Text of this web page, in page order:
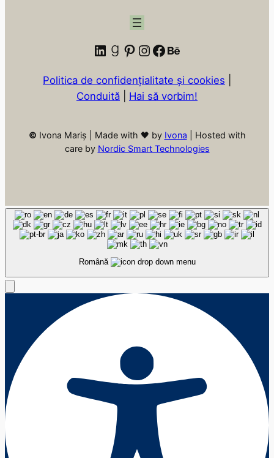
LinkedIn
Goodreads
Pinterest
Instagram
Facebook
Behance
Politica de confidențialitate și cookies
Conduită
Hai să vorbim!
© Ivona Mariș | Made with 🖤 by Ivona | Hosted with
care by Nordic Smart Technologies
Română